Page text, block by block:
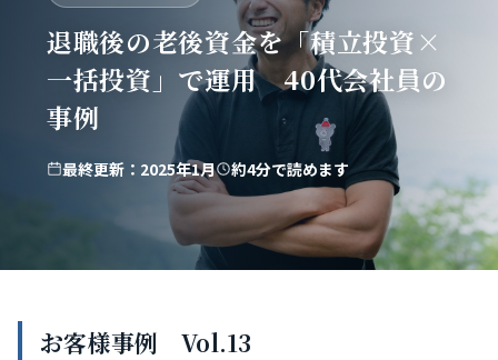
退職後の老後資金を「積立投資×
一括投資」で運用 40代会社員の
事例
最終更新：2025年1月 約4分で読めます
お客様事例 Vol.13